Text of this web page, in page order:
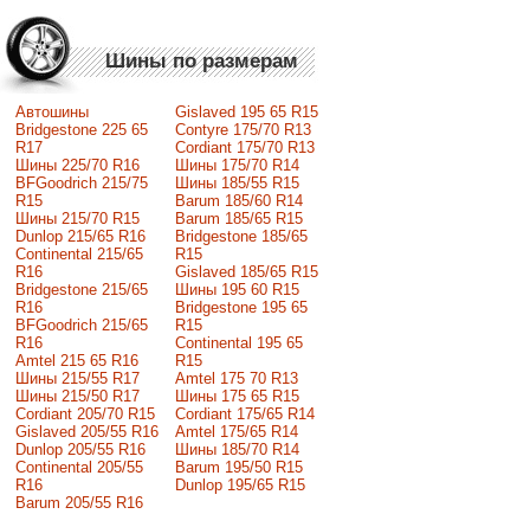
Шины по размерам
Автошины
Bridgestone 225 65
R17
Шины 225/70 R16
BFGoodrich 215/75
R15
Шины 215/70 R15
Dunlop 215/65 R16
Continental 215/65
R16
Bridgestone 215/65
R16
BFGoodrich 215/65
R16
Amtel 215 65 R16
Шины 215/55 R17
Шины 215/50 R17
Сordiant 205/70 R15
Gislaved 205/55 R16
Dunlop 205/55 R16
Continental 205/55
R16
Barum 205/55 R16
Gislaved 195 65 R15
Contyre 175/70 R13
Cordiant 175/70 R13
Шины 175/70 R14
Шины 185/55 R15
Barum 185/60 R14
Barum 185/65 R15
Bridgestone 185/65
R15
Gislaved 185/65 R15
Шины 195 60 R15
Bridgestone 195 65
R15
Continental 195 65
R15
Amtel 175 70 R13
Шины 175 65 R15
Cordiant 175/65 R14
Amtel 175/65 R14
Шины 185/70 R14
Barum 195/50 R15
Dunlop 195/65 R15